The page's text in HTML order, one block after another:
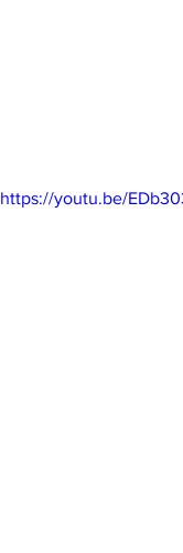
https://youtu.be/